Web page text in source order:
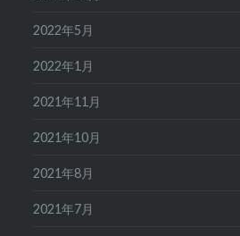
2022年5月
2022年1月
2021年11月
2021年10月
2021年8月
2021年7月